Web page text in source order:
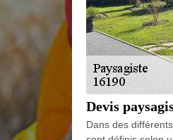
Devis
Dans des